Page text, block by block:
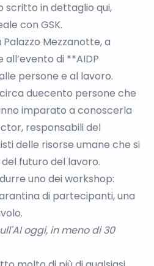
scritto in dettaglio qui,
con GSK.
Mezzanotte, a
di **AIDP
persone e al lavoro.
duecento persone che
imparato a conoscerla
responsabili del
delle risorse umane che si
futuro del lavoro.
uno dei workshop:
di partecipanti, una
oggi, in meno di 30